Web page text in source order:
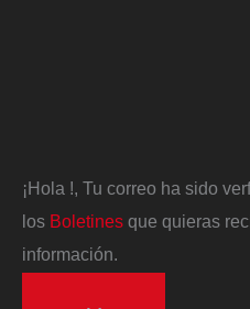
¡Hola !, Tu correo ha sido
los Boletines que quieras
información.